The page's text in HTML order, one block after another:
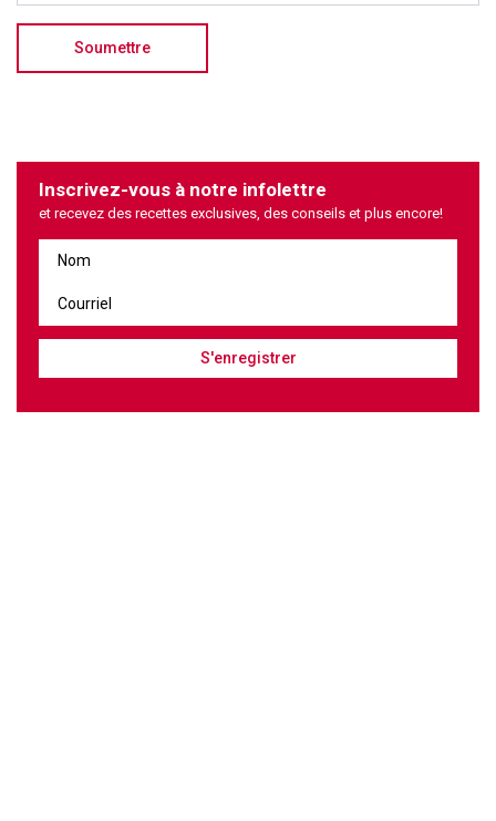
Inscrivez-vous à notre infolettre
et recevez des recettes exclusives, des conseils et plus encore!